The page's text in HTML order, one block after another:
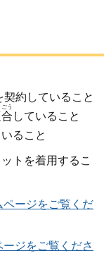
契約していること
う
していること
ること
トを着用するこ
ージをご覧くだ
ジをご覧くださ